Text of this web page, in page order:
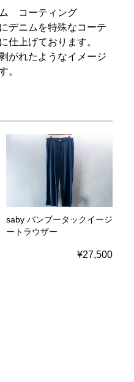
コーティング
デニムを特殊なコーテ
仕上げております。
がれたようなイメージ
。
saby バンブータックイージ
ートラウザー
¥27,500